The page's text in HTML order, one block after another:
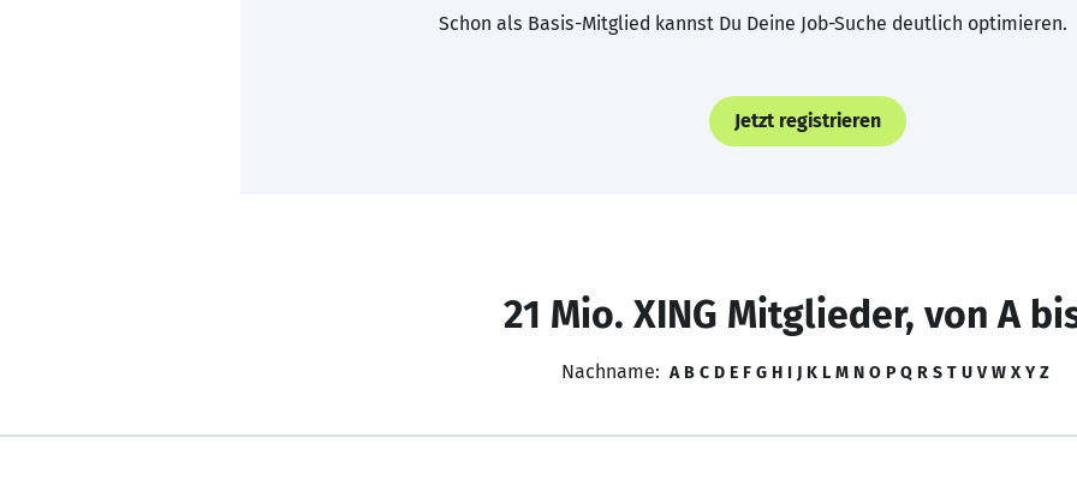
Schon als Basis-Mitglied kannst Du Deine Job-Suche deutlich optimieren.
Jetzt registrieren
21 Mio. XING Mitglieder, von A
Nachname: A B C D E F G H I J K L M N O P Q R S T U V W X Y Z